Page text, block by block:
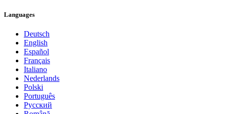
Languages
Deutsch
English
Español
Français
Italiano
Nederlands
Polski
Português
Pусский